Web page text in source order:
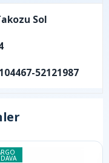
Sol
52121987